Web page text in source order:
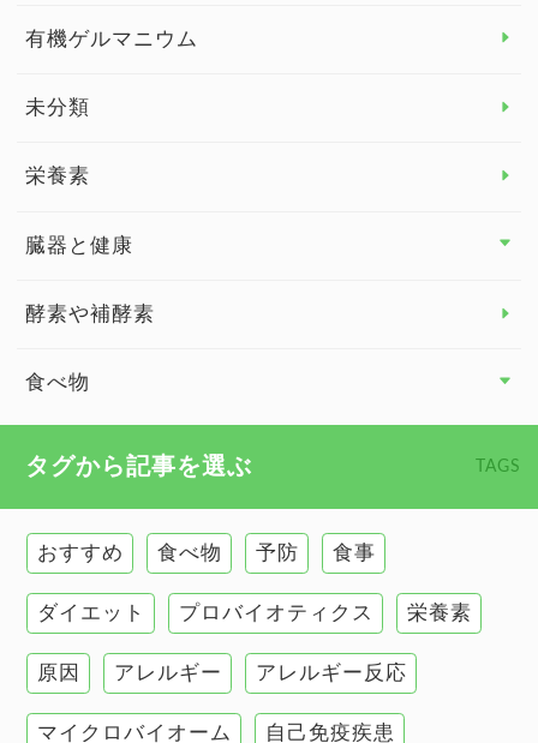
眼の健康
睡眠
有機ゲルマニウム
未分類
栄養素
臓器と健康
臓器と健康 トップ
慢性疲労
甲状腺
肌
肝臓の健康
酵素や補酵素
食べ物
タグから記事を選ぶ TAGS
おすすめ 食べ物 予防 食事
ダイエット プロバイオティクス 栄養素
原因 アレルギー アレルギー反応
マイクロバイオーム 自己免疫疾患